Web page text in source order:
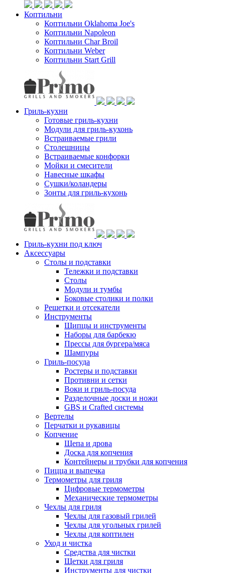
Коптильни
Коптильни Oklahoma Joe's
Коптильни Napoleon
Коптильни Char Broil
Коптильни Weber
Коптильни Start Grill
Гриль-кухни
Готовые гриль-кухни
Модули для гриль-кухонь
Встраиваемые грили
Столешницы
Встраиваемые конфорки
Мойки и смесители
Навесные шкафы
Сушки/коландеры
Зонты для гриль-кухонь
Гриль-кухни под ключ
Аксессуары
Столы и подставки
Тележки и подставки
Столы
Модули и тумбы
Боковые столики и полки
Решетки и отсекатели
Инструменты
Щипцы и инструменты
Наборы для барбекю
Прессы для бургера/мяса
Шампуры
Гриль-посуда
Ростеры и подставки
Противни и сетки
Воки и гриль-посуда
Разделочные доски и ножи
GBS и Crafted системы
Вертелы
Перчатки и рукавицы
Копчение
Щепа и дрова
Доска для копчения
Контейнеры и трубки для копчения
Пицца и выпечка
Термометры для гриля
Цифровые термометры
Механические термометры
Чехлы для гриля
Чехлы для газовый грилей
Чехлы для угольных грилей
Чехлы для коптилен
Уход и чистка
Средства для чистки
Щетки для гриля
Инструменты для чистки